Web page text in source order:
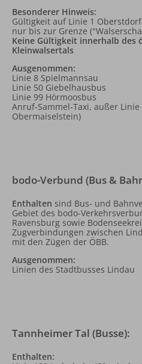
Besonderer Hinweis:
Gültigkeit auf Linie 1
nur bis zur Grenze
Keine Gültigkeit innerhalb des
Kleinwalsertals
Ausgenommen:
Linie 8 Spielmannsau
Linie 50 Giebelhausbus
Linie 99 Hörmoosbus
Anruf-Sammel-Taxi, außer Linie
Obermaiselstein)
bodo-Verbund (Bus &
Enthalten sind Bus- und
Gebiet des bodo-
Ravensburg sowie
Zugverbindungen zwischen
mit den Zügen der ÖBB.
Ausgenommen:
Linien des Stadtbusses Lindau
Tannheimer Tal (Busse):
Enthalten: